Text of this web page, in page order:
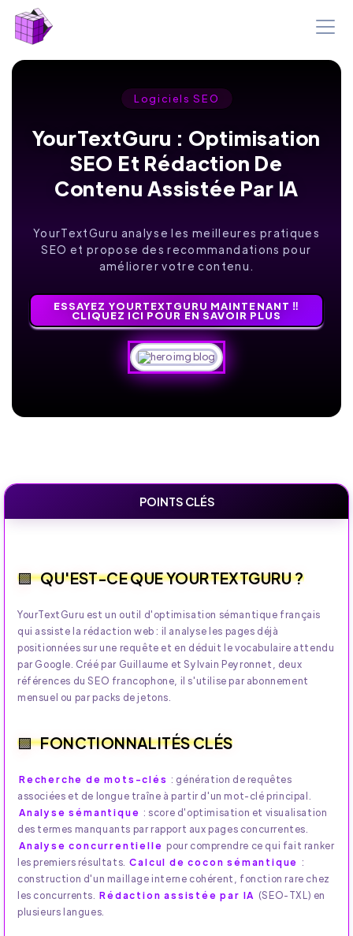
Logiciels SEO
YourTextGuru : Optimisation
SEO Et Rédaction De
Contenu Assistée Par IA
YourTextGuru analyse les meilleures pratiques
SEO et propose des recommandations pour
améliorer votre contenu.
ESSAYEZ YOURTEXTGURU MAINTENANT ‼️
CLIQUEZ ICI POUR EN SAVOIR PLUS
POINTS CLÉS
QU'EST-CE QUE YOURTEXTGURU ?
YourTextGuru est un outil d'optimisation sémantique français
qui assiste la rédaction web : il analyse les pages déjà
positionnées sur une requête et en déduit le vocabulaire attendu
par Google. Créé par Guillaume et Sylvain Peyronnet, deux
références du SEO francophone, il s'utilise par abonnement
mensuel ou par packs de jetons.
FONCTIONNALITÉS CLÉS
Recherche de mots-clés : génération de requêtes
associées et de longue traîne à partir d'un mot-clé principal.
Analyse sémantique : score d'optimisation et visualisation
des termes manquants par rapport aux pages concurrentes.
Analyse concurrentielle pour comprendre ce qui fait ranker
les premiers résultats. Calcul de cocon sémantique :
construction d'un maillage interne cohérent, fonction rare chez
les concurrents. Rédaction assistée par IA (SEO-TXL) en
plusieurs langues.